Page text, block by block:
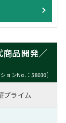
品開発／
ションNo.：58030］
プライム